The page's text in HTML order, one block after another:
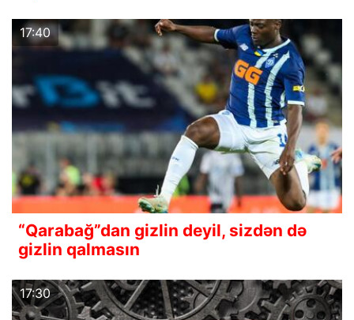
17:40
“Qarabağ”dan gizlin deyil, sizdən də
gizlin qalmasın
17:30